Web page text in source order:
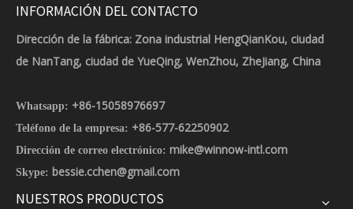
INFORMACIÓN DEL CONTACTO
Dirección de la fábrica: Zona industrial HengQianKou, ciudad
de NanTang, ciudad de YueQing, WenZhou, ZheJiang, China
Whatsapp: +86-15058976697
Teléfono de la empresa: +86-577-62250902
Dirección de correo electrónico: mike@winnow-intl.com
Skype: bessie.cchen@gmail.com
NUESTROS PRODUCTOS